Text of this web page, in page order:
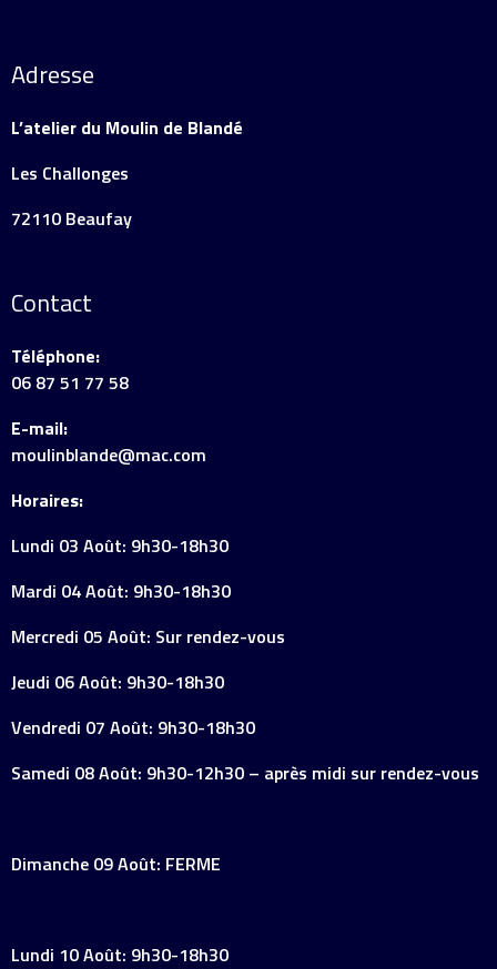
Adresse
L’atelier du Moulin de Blandé
Les Challonges
72110 Beaufay
Contact
Téléphone:
06 87 51 77 58
E-mail:
moulinblande@mac.com
Horaires:
Lundi 03 Août: 9h30-18h30
Mardi 04 Août: 9h30-18h30
Mercredi 05 Août: Sur rendez-vous
Jeudi 06 Août: 9h30-18h30
Vendredi 07 Août: 9h30-18h30
Samedi 08 Août: 9h30-12h30 – après midi sur rendez-vous
Dimanche 09 Août: FERME
Lundi 10 Août: 9h30-18h30